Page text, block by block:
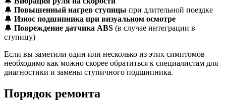
🔔 Повышенный нагрев ступицы при длительной поездке
🔔 Износ подшипника при визуальном осмотре
🔔 Повреждение датчика ABS (в случае интеграции в
ступицу)
Если вы заметили один или несколько из этих симптомов —
необходимо как можно скорее обратиться к специалистам для
диагностики и замены ступичного подшипника.
Порядок ремонта